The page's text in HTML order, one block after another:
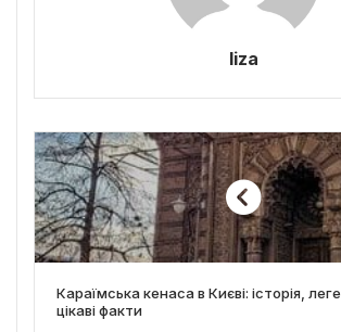
liza
Караїмська кенаса в Києві: історія,
цікаві факти